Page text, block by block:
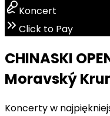
Koncert
Click to Pay
CHINASKI
Moravský
Koncerty w